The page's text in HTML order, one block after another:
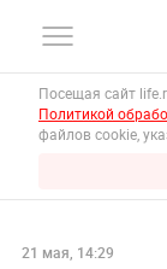
Посещая сайт
Политикой
файлов cookie,
21 мая, 14:29